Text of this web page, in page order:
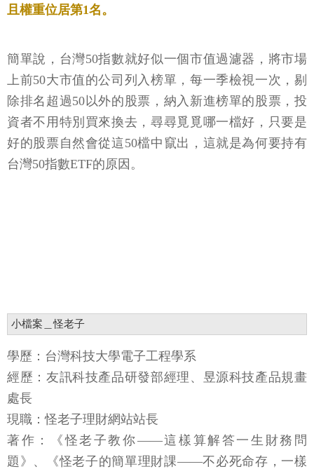
且權重位居第1名。
簡單說，台灣50指數就好似一個市值過濾器，將市場
上前50大市值的公司列入榜單，每一季檢視一次，剔
除排名超過50以外的股票，納入新進榜單的股票，投
資者不用特別買來換去，尋尋覓覓哪一檔好，只要是
好的股票自然會從這50檔中竄出，這就是為何要持有
台灣50指數ETF的原因。
小檔案＿怪老子
學歷：台灣科技大學電子工程學系
經歷：友訊科技產品研發部經理、昱源科技產品規畫
處長
現職：怪老子理財網站站長
著作：《怪老子教你——這樣算解答一生財務問
題》、《怪老子的簡單理財課——不必死命存，一樣